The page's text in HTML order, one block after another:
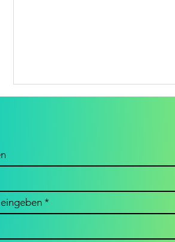
Vision 2026 –
was will ich